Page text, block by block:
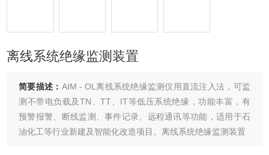
离线系统绝缘监测装置
简要描述： AIM - OL离线系统绝缘监测仪用直流注入法，可监
测不带电负载及TN、TT、IT等低压系统绝缘，功能丰富，有
预警报警、断线监测、事件记录、远程通讯等功能，适用于石
油化工等行业新建及智能化改造项目。离线系统绝缘监测装置